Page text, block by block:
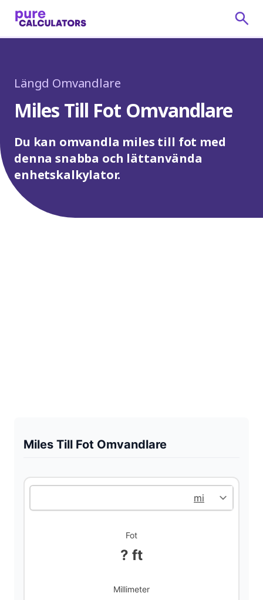
Längd Omvandlare
Miles Till Fot Omvandlare
Du kan omvandla miles till fot med
denna snabba och lättanvända
enhetskalkylator.
Miles Till Fot Omvandlare
Fot
? ft
Millimeter